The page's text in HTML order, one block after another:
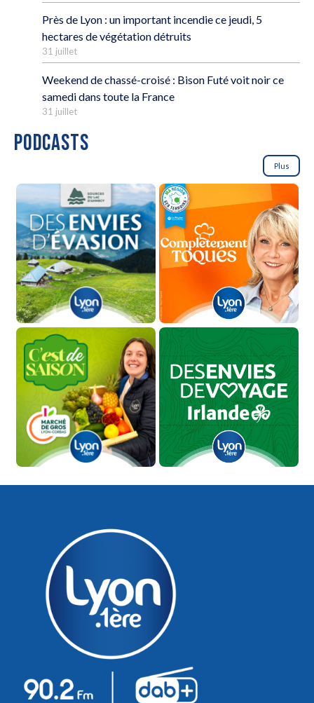
Près de Lyon : un important incendie ce jeudi, 5
hectares de végétation détruits
31 juillet
Weekend de chassé-croisé : Bison Futé voit noir ce
samedi dans toute la France
31 juillet
PODCASTS
Plus